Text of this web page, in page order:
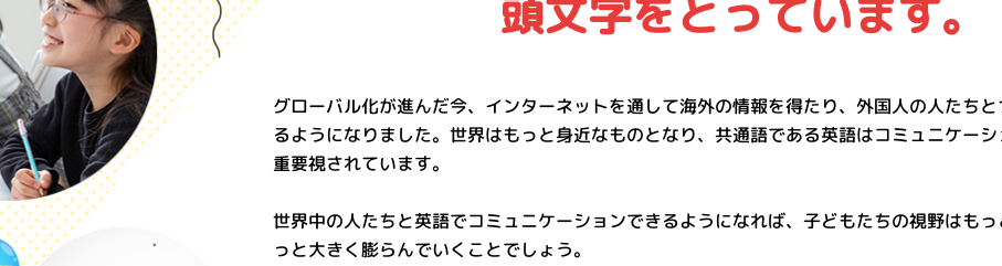
頭文字をとっています。
グローバル化が進んだ今、インターネットを通して海外の情報を得たり、外国人の人たち
るようになりました。世界はもっと身近なものとなり、共通語である英語はコミュニケー
重要視されています。
世界中の人たちと英語でコミュニケーションできるようになれば、子どもたちの視野はも
っと大きく膨らんでいくことでしょう。